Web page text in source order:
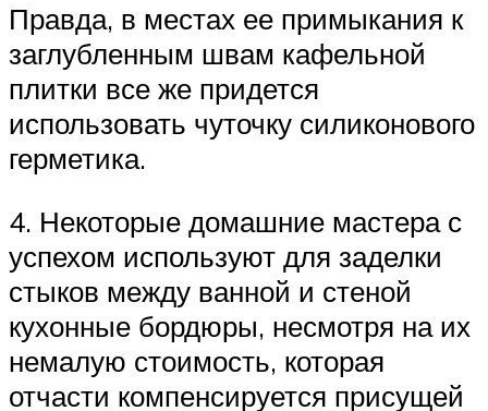
Правда, в местах ее примыкания к
заглубленным швам кафельной
плитки все же придется
использовать чуточку силиконового
герметика.
4. Некоторые домашние мастера с
успехом используют для заделки
стыков между ванной и стеной
кухонные бордюры, несмотря на их
немалую стоимость, которая
отчасти компенсируется присущей